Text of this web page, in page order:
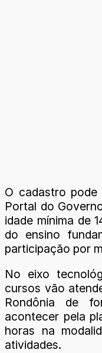
O cadastro
Portal do
idade mínima de
do ensino
participação por
No eixo
cursos vão
Rondônia de
acontecer pela
horas na
atividades.